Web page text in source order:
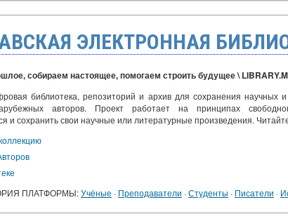
ЭЛЕКТРОННАЯ
собираем настоящее, помогаем строить будущее \
библиотека, репозиторий и архив для сохранения научных
авторов. Проект работает на принципах
и сохранить свои научные или литературные произведения.
ПЛАТФОРМЫ:Учёные · Преподаватели ·Студенты · Писатели ·